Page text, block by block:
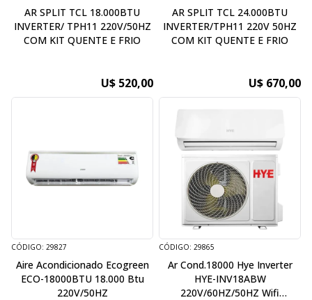
AR SPLIT TCL 18.000BTU
INVERTER/ TPH11 220V/50HZ
COM KIT QUENTE E FRIO
U$ 520,00
AR SPLIT TCL 24.000BTU
INVERTER/TPH11 220V 50HZ
COM KIT QUENTE E FRIO
U$ 670,00
CÓDIGO: 29827
Aire Acondicionado Ecogreen
ECO-18000BTU 18.000 Btu
220V/50HZ
CÓDIGO: 29865
Ar Cond.18000 Hye Inverter
HYE-INV18ABW
220V/60HZ/50HZ Wifi